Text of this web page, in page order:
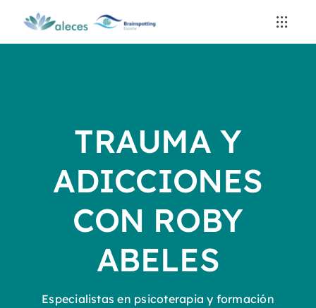
contenido
TRAUMA Y
ADICCIONES
CON ROBY
ABELES
Especialistas en psicoterapia y formación